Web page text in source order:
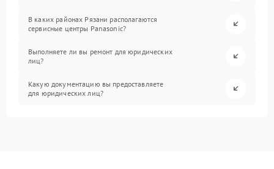
В каких районах Рязани располагаются
сервисные центры Panasonic?
Выполняете ли вы ремонт для юридических
лиц?
Какую документацию вы предоставляете
для юридических лиц?